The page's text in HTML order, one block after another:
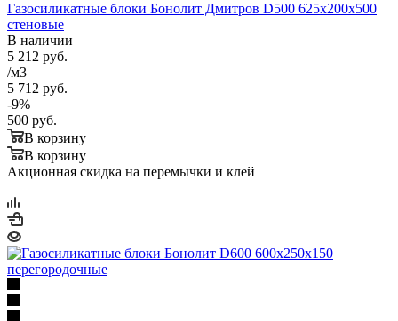
Газосиликатные блоки Бонолит Дмитров D500 625х200х500
стеновые
В наличии
5 212 руб.
/м3
5 712 руб.
-9%
500 руб.
В корзину
В корзину
Акционная скидка на перемычки и клей